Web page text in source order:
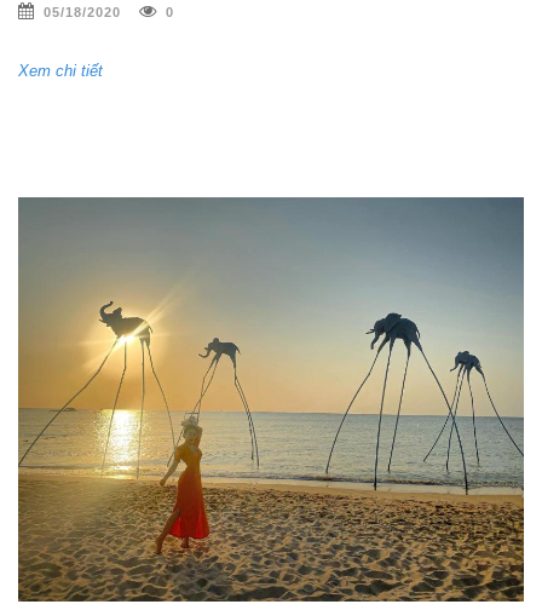
05/18/2020 0
Xem chi tiết